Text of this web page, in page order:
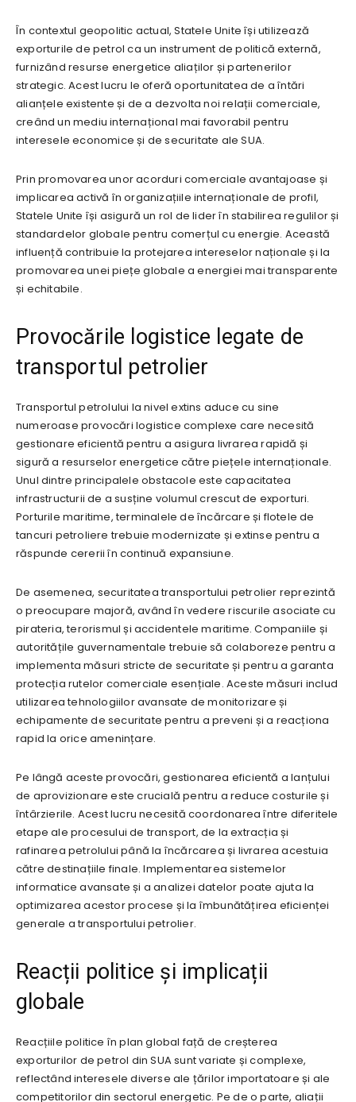
În contextul geopolitic actual, Statele Unite își utilizează
exporturile de petrol ca un instrument de politică externă,
furnizând resurse energetice aliaților și partenerilor
strategic. Acest lucru le oferă oportunitatea de a întări
alianțele existente și de a dezvolta noi relații comerciale,
creând un mediu internațional mai favorabil pentru
interesele economice și de securitate ale SUA.
Prin promovarea unor acorduri comerciale avantajoase și
implicarea activă în organizațiile internaționale de profil,
Statele Unite își asigură un rol de lider în stabilirea regulilor și
standardelor globale pentru comerțul cu energie. Această
influență contribuie la protejarea intereselor naționale și la
promovarea unei piețe globale a energiei mai transparente
și echitabile.
Provocările logistice legate de
transportul petrolier
Transportul petrolului la nivel extins aduce cu sine
numeroase provocări logistice complexe care necesită
gestionare eficientă pentru a asigura livrarea rapidă și
sigură a resurselor energetice către piețele internaționale.
Unul dintre principalele obstacole este capacitatea
infrastructurii de a susține volumul crescut de exporturi.
Porturile maritime, terminalele de încărcare și flotele de
tancuri petroliere trebuie modernizate și extinse pentru a
răspunde cererii în continuă expansiune.
De asemenea, securitatea transportului petrolier reprezintă
o preocupare majoră, având în vedere riscurile asociate cu
pirateria, terorismul și accidentele maritime. Companiile și
autoritățile guvernamentale trebuie să colaboreze pentru a
implementa măsuri stricte de securitate și pentru a garanta
protecția rutelor comerciale esențiale. Aceste măsuri includ
utilizarea tehnologiilor avansate de monitorizare și
echipamente de securitate pentru a preveni și a reacționa
rapid la orice amenințare.
Pe lângă aceste provocări, gestionarea eficientă a lanțului
de aprovizionare este crucială pentru a reduce costurile și
întârzierile. Acest lucru necesită coordonarea între diferitele
etape ale procesului de transport, de la extracția și
rafinarea petrolului până la încărcarea și livrarea acestuia
către destinațiile finale. Implementarea sistemelor
informatice avansate și a analizei datelor poate ajuta la
optimizarea acestor procese și la îmbunătățirea eficienței
generale a transportului petrolier.
Reacții politice și implicații
globale
Reacțiile politice în plan global față de creșterea
exporturilor de petrol din SUA sunt variate și complexe,
reflectând interesele diverse ale țărilor importatoare și ale
competitorilor din sectorul energetic. Pe de o parte, aliații